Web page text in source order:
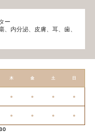
ー
内分泌、⽪膚、耳、歯、
木 金 土 日
● ● ● ●
● ● ● ●